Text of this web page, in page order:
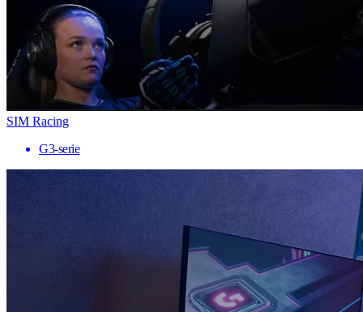
SIM Racing
G3-serie